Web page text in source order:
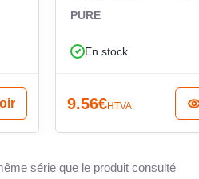
157-40050
PURE
En stock
9.56€HTVA
série que le produit consulté